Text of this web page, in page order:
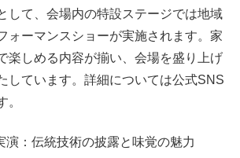
して、会場内の特設ステージでは地域
ォーマンスショーが実施されます。家
楽しめる内容が揃い、会場を盛り上げ
しています。詳細については公式SNS
。
演：伝統技術の披露と味覚の魅力